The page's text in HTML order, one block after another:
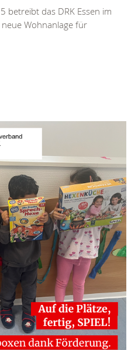
betreibt das DRK Essen im
Wohnanlage für